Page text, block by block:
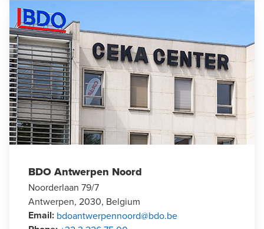
BDO Antwerpen Noord
Noorderlaan 79/7
Antwerpen, 2030, Belgium
Email: bdoantwerpennoord@bdo.be